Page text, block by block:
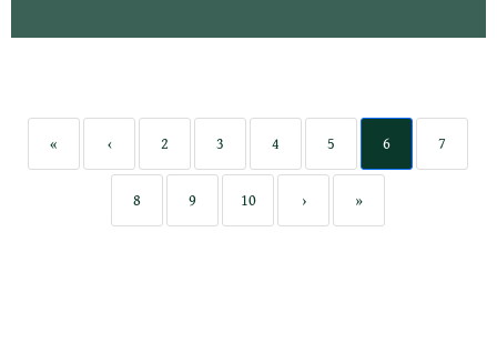
« ‹ 2 3 4 5 6 7
8 9 10 › »